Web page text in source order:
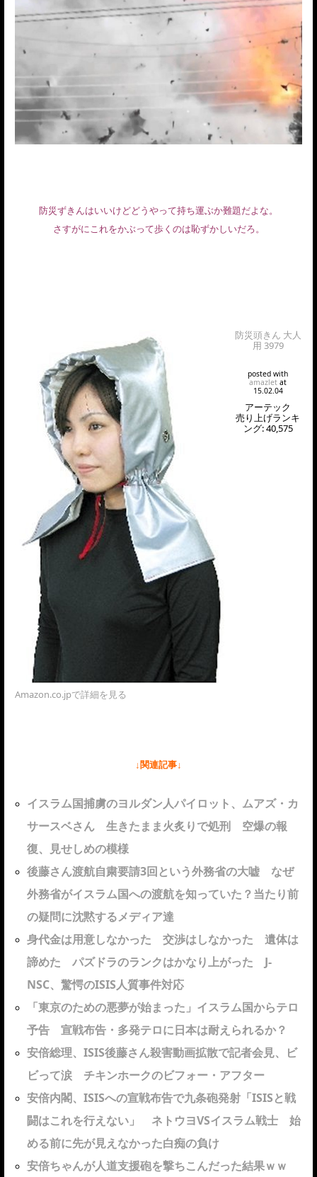
防災ずきんはいいけどどうやって持ち運ぶか難題だよな。
さすがにこれをかぶって歩くのは恥ずかしいだろ。
防災頭きん 大人
用 3979
posted with
amazlet at
15.02.04
アーテック
売り上げランキ
ング: 40,575
Amazon.co.jpで詳細を見る
↓関連記事↓
イスラム国捕虜のヨルダン人パイロット、ムアズ・カ
サースベさん 生きたまま火炙りで処刑 空爆の報
復、見せしめの模様
後藤さん渡航自粛要請3回という外務省の大嘘 なぜ
外務省がイスラム国への渡航を知っていた？当たり前
の疑問に沈黙するメディア達
身代金は用意しなかった 交渉はしなかった 遺体は
諦めた パズドラのランクはかなり上がった J-
NSC、驚愕のISIS人質事件対応
「東京のための悪夢が始まった」イスラム国からテロ
予告 宣戦布告・多発テロに日本は耐えられるか？
安倍総理、ISIS後藤さん殺害動画拡散で記者会見、ビ
ビって涙 チキンホークのビフォー・アフター
安倍内閣、ISISへの宣戦布告で九条砲発射「ISISと戦
闘はこれを行えない」 ネトウヨVSイスラム戦士 始
める前に先が見えなかった白痴の負け
安倍ちゃんが人道支援砲を撃ちこんだった結果ｗｗ